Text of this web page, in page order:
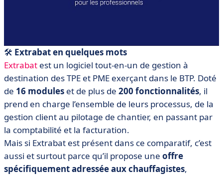
🛠️ Extrabat en quelques mots
Extrabat est un logiciel tout-en-un de gestion à
destination des TPE et PME exerçant dans le BTP. Doté
de 16 modules et de plus de 200 fonctionnalités, il
prend en charge l’ensemble de leurs processus, de la
gestion client au pilotage de chantier, en passant par
la comptabilité et la facturation.
Mais si Extrabat est présent dans ce comparatif, c’est
aussi et surtout parce qu’il propose une offre
spécifiquement adressée aux chauffagistes,